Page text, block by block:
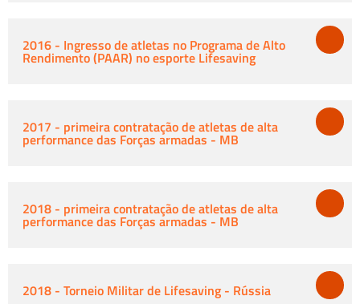
2016 - Ingresso de atletas no Programa de Alto
Rendimento (PAAR) no esporte Lifesaving
2017 - primeira contratação de atletas de alta
performance das Forças armadas - MB
2018 - primeira contratação de atletas de alta
performance das Forças armadas - MB
2018 - Torneio Militar de Lifesaving - Rússia